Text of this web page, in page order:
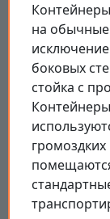
на обычные
боковых
стойка с